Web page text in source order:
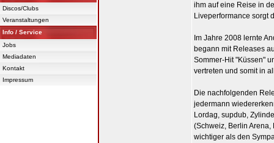
Discos/Clubs
Veranstaltungen
Info / Service
Jobs
Mediadaten
Kontakt
Impressum
ihm auf eine Reise in
Liveperformance sorgt
Im Jahre 2008 lernte
begann mit Releases
Sommer-Hit "Küssen"
vertreten und somit in
Die nachfolgenden
jedermann
Lordag, supdub,
(Schweiz, Berlin
wichtiger als den